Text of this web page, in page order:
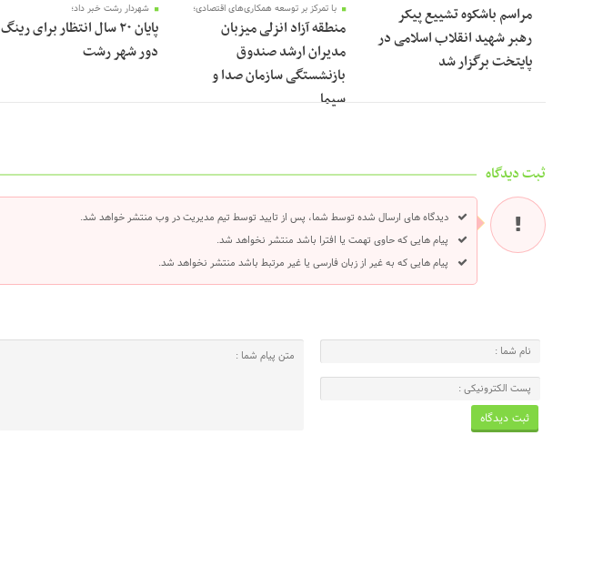
مراسم باشکوه تشییع پیکر
رهبر شهید انقلاب اسلامی در
پایتخت برگزار شد
با تمرکز بر توسعه همکاری‌های اقتصادی؛
منطقه آزاد انزلی میزبان
مدیران ارشد صندوق
بازنشستگی سازمان صدا و
سیما
شهردار رشت خبر داد؛
پایان ۲۰ سال انتظار برای رینگ
دور شهر رشت
ثبت دیدگاه
دیدگاه های ارسال شده توسط شما، پس از تایید توسط تیم مدیریت در وب منتشر خواهد شد.
پیام هایی که حاوی تهمت یا افترا باشد منتشر نخواهد شد.
پیام هایی که به غیر از زبان فارسی یا غیر مرتبط باشد منتشر نخواهد شد.